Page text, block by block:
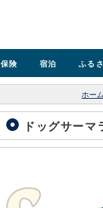
保険 宿泊 ふる
ホーム
ドッグサー